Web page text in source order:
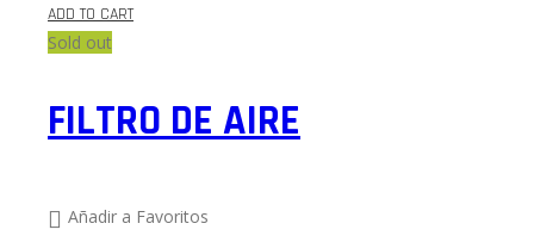
ADD TO CART
Sold out
FILTRO DE AIRE
Añadir a Favoritos